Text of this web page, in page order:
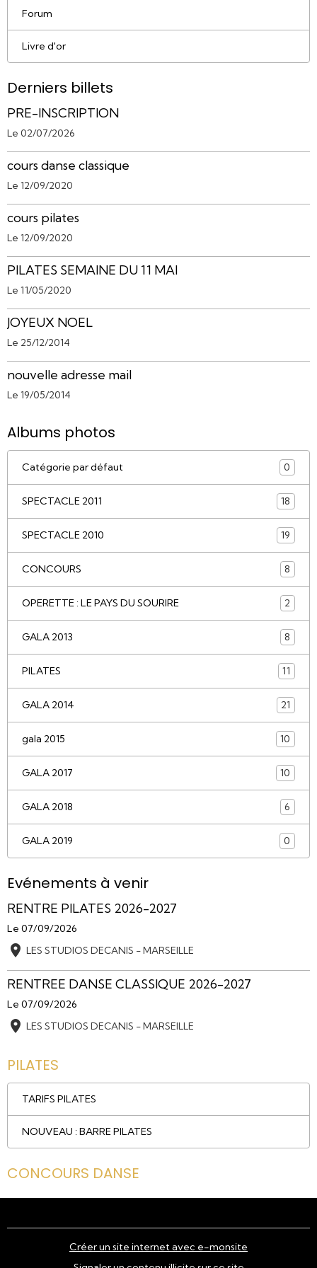
Forum
Livre d'or
Derniers billets
PRE-INSCRIPTION
Le 02/07/2026
cours danse classique
Le 12/09/2020
cours pilates
Le 12/09/2020
PILATES SEMAINE DU 11 MAI
Le 11/05/2020
JOYEUX NOEL
Le 25/12/2014
nouvelle adresse mail
Le 19/05/2014
Albums photos
Catégorie par défaut 0
SPECTACLE 2011 18
SPECTACLE 2010 19
CONCOURS 8
OPERETTE : LE PAYS DU SOURIRE 2
GALA 2013 8
PILATES 11
GALA 2014 21
gala 2015 10
GALA 2017 10
GALA 2018 6
GALA 2019 0
Evénements à venir
RENTRE PILATES 2026-2027
Le 07/09/2026
LES STUDIOS DECANIS - MARSEILLE
RENTREE DANSE CLASSIQUE 2026-2027
Le 07/09/2026
LES STUDIOS DECANIS - MARSEILLE
PILATES
TARIFS PILATES
NOUVEAU : BARRE PILATES
CONCOURS DANSE
Créer un site internet avec e-monsite